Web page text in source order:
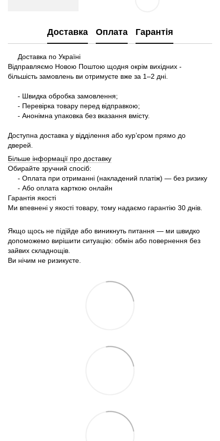
Доставка Оплата Гарантія
Доставка по Україні
Відправляємо Новою Поштою щодня окрім вихідних -
більшість замовлень ви отримуєте вже за 1–2 дні.
- Швидка обробка замовлення;
- Перевірка товару перед відправкою;
- Анонімна упаковка без вказання вмісту.
Доступна доставка у відділення або кур’єром прямо до
дверей.
Більше інформації про доставку
Обирайте зручний спосіб:
- Оплата при отриманні (накладений платіж) — без ризику
- Або оплата карткою онлайн
Гарантія якості
Ми впевнені у якості товару, тому надаємо гарантію 30 днів.
Якщо щось не підійде або виникнуть питання — ми швидко
допоможемо вирішити ситуацію: обмін або повернення без
зайвих складнощів.
Ви нічим не ризикуєте.